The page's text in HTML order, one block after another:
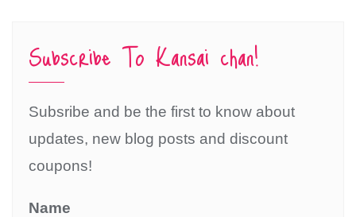
Subscribe To Kansai chan!
Subsribe and be the first to know about
updates, new blog posts and discount
coupons!
Name